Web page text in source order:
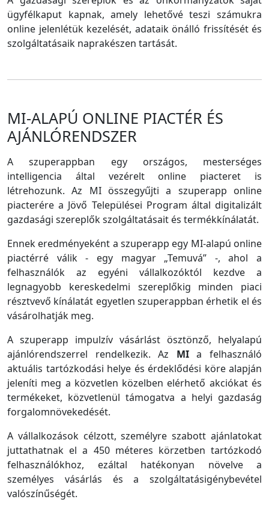
ügyfélkaput kapnak, amely lehetővé teszi számukra
online jelenlétük kezelését, adataik önálló frissítését és
szolgáltatásaik naprakészen tartását.
MI-ALAPÚ ONLINE PIACTÉR ÉS
AJÁNLÓRENDSZER
A szuperappban egy országos, mesterséges
intelligencia által vezérelt online piacteret is
létrehozunk. Az MI összegyűjti a szuperapp online
piacterére a Jövő Települései Program által digitalizált
gazdasági szereplők szolgáltatásait és termékkínálatát.
Ennek eredményeként a szuperapp egy MI-alapú online
piactérré válik - egy magyar „Temuvá” -, ahol a
felhasználók az egyéni vállalkozóktól kezdve a
legnagyobb kereskedelmi szereplőkig minden piaci
résztvevő kínálatát egyetlen szuperappban érhetik el és
vásárolhatják meg.
A szuperapp impulzív vásárlást ösztönző, helyalapú
ajánlórendszerrel rendelkezik. Az MIa felhasználó
aktuális tartózkodási helye és érdeklődési köre alapján
jeleníti meg a közvetlen közelben elérhető akciókat és
termékeket, közvetlenül támogatva a helyi gazdaság
forgalomnövekedését.
A vállalkozások célzott, személyre szabott ajánlatokat
juttathatnak el a 450 méteres körzetben tartózkodó
felhasználókhoz, ezáltal hatékonyan növelve a
személyes vásárlás és a szolgáltatásigénybevétel
valószínűségét.